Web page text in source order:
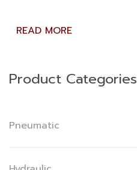
READ MORE
Product Categories
Pneumatic